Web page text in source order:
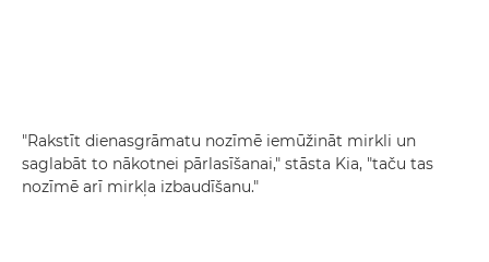
"Rakstīt dienasgrāmatu nozīmē iemūžināt mirkli un
saglabāt to nākotnei pārlasīšanai," stāsta Kia, "taču tas
nozīmē arī mirkļa izbaudīšanu."